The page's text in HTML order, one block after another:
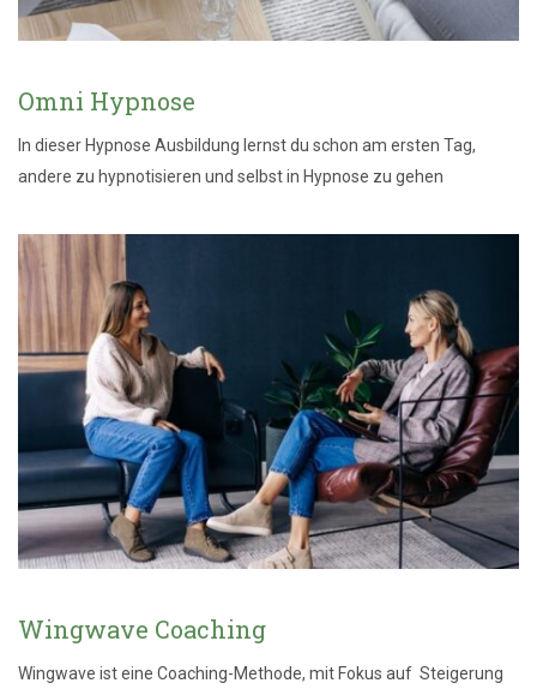
Omni Hypnose
In dieser Hypnose Ausbildung lernst du schon am ersten Tag,
andere zu hypnotisieren und selbst in Hypnose zu gehen
Wingwave Coaching
Wingwave ist eine Coaching-Methode, mit Fokus auf Steigerung